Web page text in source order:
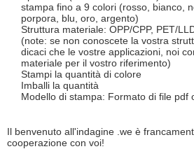
stampa fino a 9 colori (rosso, bianco,
porpora, blu, oro, argento)
Struttura materiale: OPP/CPP, PET/
(note: se non conoscete la vostra
dicaci che le vostre applicazioni, noi
materiale per il vostro riferimento)
Stampi la quantità di colore
Imballi la quantità
Modello di stampa: Formato di file pdf
Il benvenuto all'indagine .we è
cooperazione con voi!